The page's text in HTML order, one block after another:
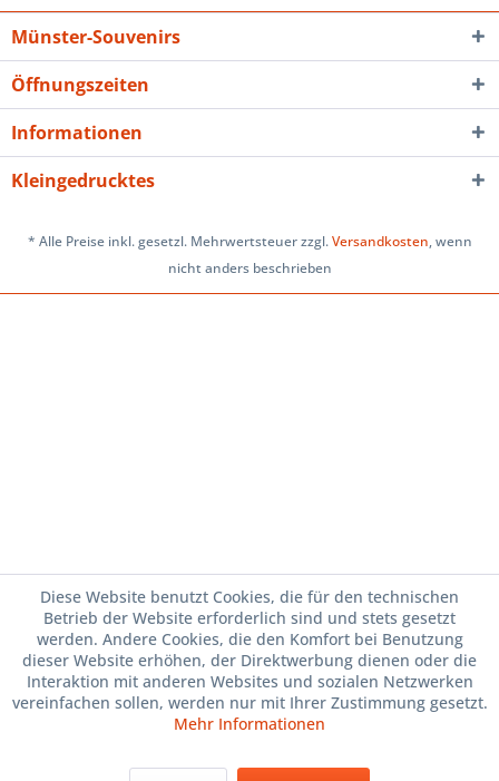
Münster-Souvenirs
Öffnungszeiten
Informationen
Kleingedrucktes
* Alle Preise inkl. gesetzl. Mehrwertsteuer zzgl.Versandkosten, wenn
nicht anders beschrieben
Diese Website benutzt Cookies, die für den technischen
Betrieb der Website erforderlich sind und stets gesetzt
werden. Andere Cookies, die den Komfort bei Benutzung
dieser Website erhöhen, der Direktwerbung dienen oder die
Interaktion mit anderen Websites und sozialen Netzwerken
vereinfachen sollen, werden nur mit Ihrer Zustimmung gesetzt.
Mehr Informationen